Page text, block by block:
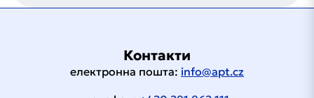
Контакти
електронна пошта: info@apt.cz